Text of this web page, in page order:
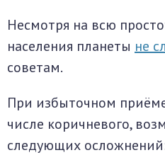
Несмотря на всю
населения планеты не
советам.
При избыточном
числе коричневого,
следующих